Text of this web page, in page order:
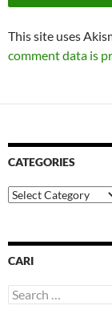
This site uses
comment data is
CATEGORIES
Categories
CARI
Search
for: